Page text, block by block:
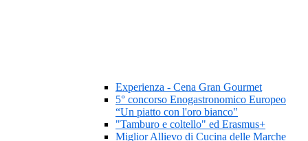
Experienza - Cena Gran Gourmet
5° concorso Enogastronomico Europeo
“Un piatto con l'oro bianco"
"Tamburo e coltello" ed Erasmus+
Miglior Allievo di Cucina delle Marche